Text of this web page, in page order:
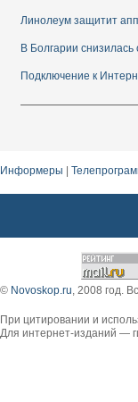
Линолеум защитит
В Болгарии снизилась
Подключение к
Информеры
© Novoskop.ru, 2008 год.
При цитировании и
Для интернет-изданий —